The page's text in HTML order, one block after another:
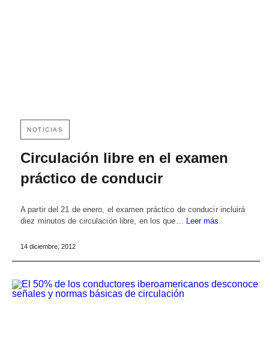
NOTICIAS
Circulación libre en el examen
práctico de conducir
A partir del 21 de enero, el examen práctico de conducir incluirá
diez minutos de circulación libre, en los que… Leer más
14 diciembre, 2012